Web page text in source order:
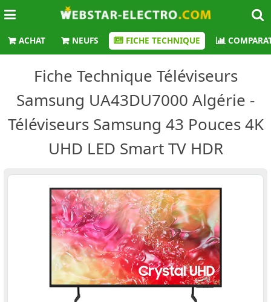
ACHAT NEUFS FICHE TECHNIQUE
Fiche Technique Téléviseurs
Samsung UA43DU7000 Algérie -
Téléviseurs Samsung 43 Pouces 4K
UHD LED Smart TV HDR